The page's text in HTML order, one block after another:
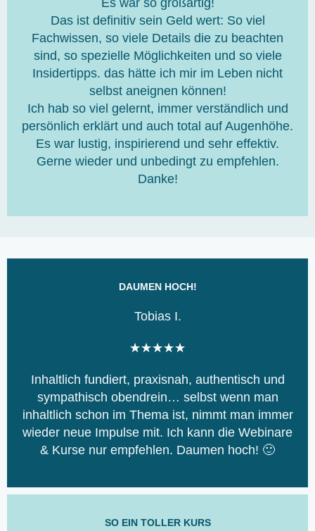
w
e
r
t
e
t
m
i
t
5
n
Das ist definitiv sein Geld wert: So viel
Fachwissen, so viele Details die zu beachten
sind, so spezielle Möglichkeiten und so viele
Insidertipps. das hätte ich mir im Leben nicht
selbst aneignen können!
Ich hab so viel gelernt, immer verständlich und
persönlich erklärt und auch total auf Augenhöhe.
Es war lustig, inspirierend und sehr effektiv.
Gerne wieder und unbedingt zu empfehlen.
Danke!
DAUMEN HOCH!
Tobias I.
★★★★★
w
e
r
t
e
m
t
Inhaltlich fundiert, praxisnah, authentisch und
sympathisch obendrein… selbst wenn man
inhaltlich schon im Thema ist, nimmt man immer
wieder neue Impulse mit. Ich kann die Webinare
& Kurse nur empfehlen. Daumen hoch! 🙂
SO EIN TOLLER KURS